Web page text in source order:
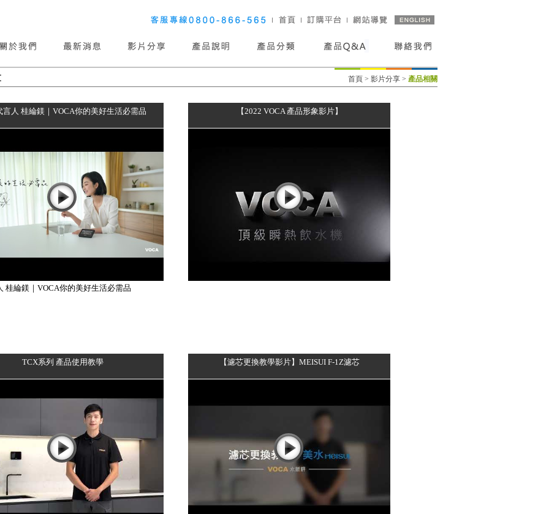
首頁 > 影片分享 > 產品相關
言人 桂綸鎂｜VOCA你的美好生活必需品
桂綸鎂｜VOCA你的美好生活必需品
【2022 VOCA 產品形象影片】
TCX系列 產品使用教學 【濾芯更換教學影片】MEISUI F-1Z濾芯